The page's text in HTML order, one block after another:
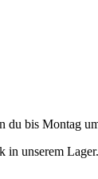
du bis Montag
unserem